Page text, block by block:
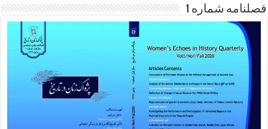
فصلنامه شماره 1